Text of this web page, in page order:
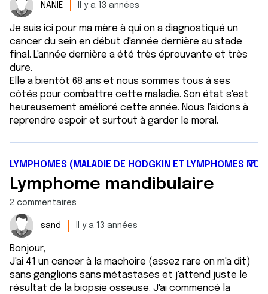
NANIE Il y a 13 années
Je suis ici pour ma mère à qui on a diagnostiqué un
cancer du sein en début d'année dernière au stade
final. L'année dernière a été très éprouvante et très
dure.
Elle a bientôt 68 ans et nous sommes tous à ses
côtés pour combattre cette maladie. Son état s'est
heureusement amélioré cette année. Nous l'aidons à
reprendre espoir et surtout à garder le moral.
LYMPHOMES (MALADIE DE HODGKIN ET LYMPHOMES
Lymphome mandibulaire
2 commentaires
sand Il y a 13 années
Bonjour,
J'ai 41 un cancer à la machoire (assez rare on m'a dit)
sans ganglions sans métastases et j'attend juste le
résultat de la biopsie osseuse. J'ai commencé la